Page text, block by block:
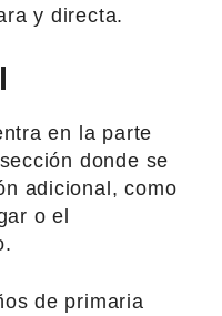
y directa.
en la parte
donde se
adicional, como
o el
de primaria